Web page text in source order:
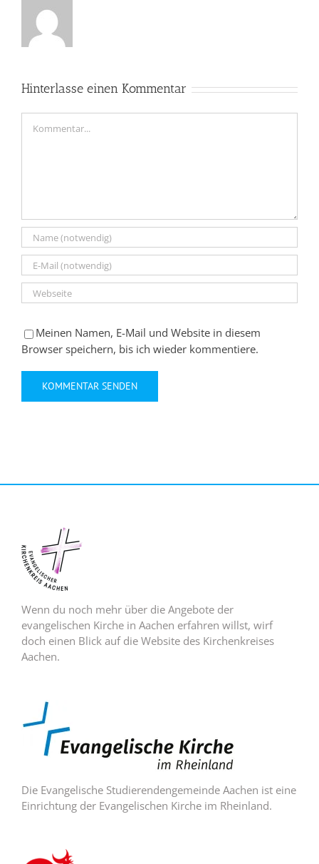
Hinterlasse einen Kommentar
Meinen Namen, E-Mail und Website in diesem
Browser speichern, bis ich wieder kommentiere.
Wenn du noch mehr über die Angebote der
evangelischen Kirche in Aachen erfahren willst, wirf
doch einen Blick auf die Website des Kirchenkreises
Aachen.
Die Evangelische Studierendengemeinde Aachen ist eine
Einrichtung der Evangelischen Kirche im Rheinland.